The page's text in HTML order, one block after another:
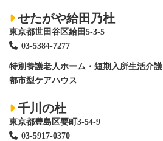
せたがや給田乃杜
東京都世田谷区給田5-3-5
03-5384-7277
特別養護老人ホーム ・短期入所生活介護
都市型ケアハウス
千川の杜
東京都豊島区要町3-54-9
03-5917-0370